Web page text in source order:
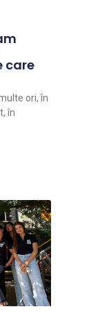
care
ori, în
în